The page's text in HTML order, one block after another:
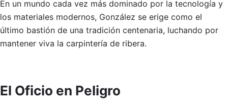
En un mundo cada vez más dominado por la tecnología y
los materiales modernos, González se erige como el
último bastión de una tradición centenaria, luchando por
mantener viva la carpintería de ribera.
El Oficio en Peligro